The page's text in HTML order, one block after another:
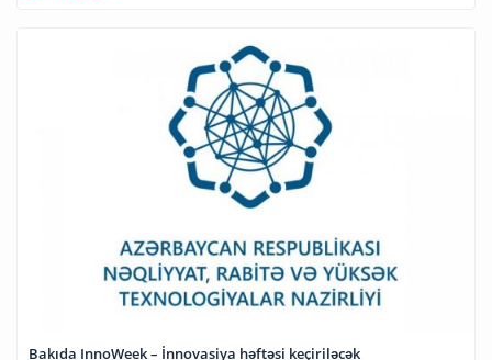
Bakıda InnoWeek – İnnovasiya həftəsi keçiriləcək